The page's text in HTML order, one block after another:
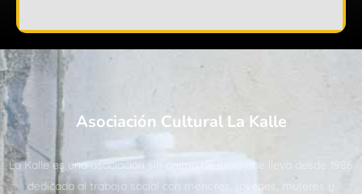
Asociación Cultural La Kalle
La Kalle es una asociación sin ánimo de lucro que lleva desde 1986
dedicada al trabajo social con menores, jóvenes, mujeres y